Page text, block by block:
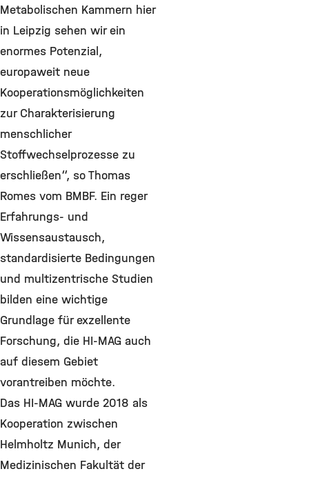
Metabolischen Kammern hier
in Leipzig sehen wir ein
enormes Potenzial,
europaweit neue
Kooperationsmöglichkeiten
zur Charakterisierung
menschlicher
Stoffwechselprozesse zu
erschließen“, so Thomas
Romes vom BMBF. Ein reger
Erfahrungs- und
Wissensaustausch,
standardisierte Bedingungen
und multizentrische Studien
bilden eine wichtige
Grundlage für exzellente
Forschung, die HI-MAG auch
auf diesem Gebiet
vorantreiben möchte.
Das HI-MAG wurde 2018 als
Kooperation zwischen
Helmholtz Munich, der
Medizinischen Fakultät der